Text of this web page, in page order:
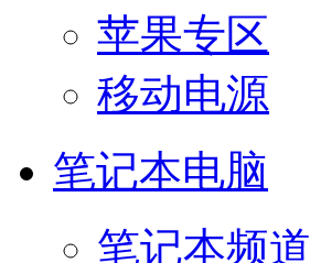
苹果专区
移动电源
笔记本电脑
笔记本频道